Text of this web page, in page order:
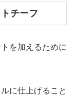
チーフ
を加えるために
に仕上げること